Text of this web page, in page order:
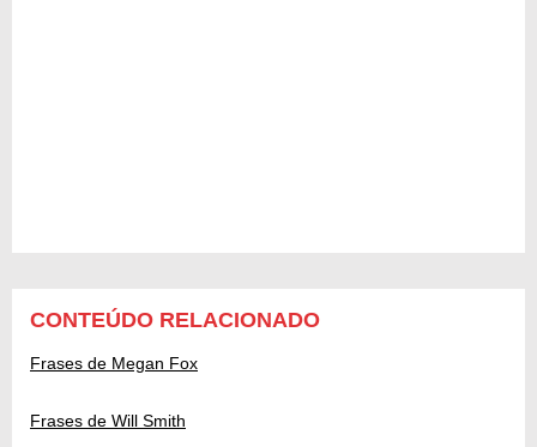
CONTEÚDO RELACIONADO
Frases de Megan Fox
Frases de Will Smith